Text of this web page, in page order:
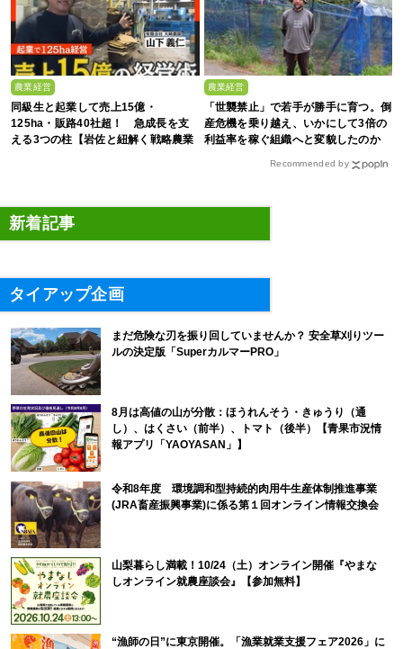
農業経営
同級生と起業して売上15億・
125ha・販路40社超！ 急成長を支
える3つの柱【岩佐と紐解く戦略農業
農業経営
「世襲禁止」で若手が勝手に育つ。倒
産危機を乗り越え、いかにして3倍の
利益率を稼ぐ組織へと変貌したのか
Recommended by
新着記事
タイアップ企画
まだ危険な刃を振り回していませんか？ 安全草刈りツー
ルの決定版「SuperカルマーPRO」
8月は高値の山が分散：ほうれんそう・きゅうり（通
し）、はくさい（前半）、トマト（後半）【青果市況情
報アプリ「YAOYASAN」】
令和8年度 環境調和型持続的肉用牛生産体制推進事業
(JRA畜産振興事業)に係る第１回オンライン情報交換会
山梨暮らし満載！10/24（土）オンライン開催『やまな
しオンライン就農座談会』【参加無料】
“漁師の日”に東京開催。「漁業就業支援フェア2026」に